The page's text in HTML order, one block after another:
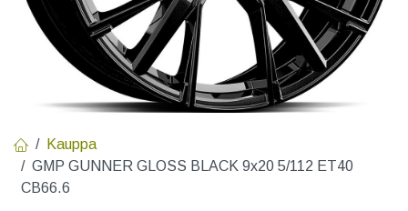
Kauppa
GMP GUNNER GLOSS BLACK 9x20 5/112 ET40
CB66.6